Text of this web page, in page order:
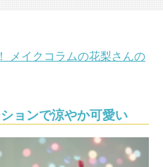
イクコラムの花梨さんの
ョンで涼やか可愛い